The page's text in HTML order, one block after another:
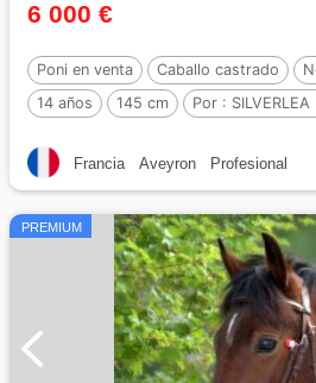
6 000 €
Poni en venta Caballo castrado
14 años
145 cm Por :
Francia Aveyron Profesional
PREMIUM